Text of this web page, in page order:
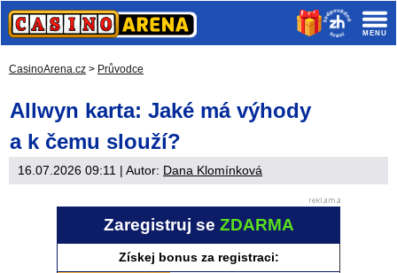
CasinoArena.cz > Průvodce
Allwyn karta: Jaké má výhody
a k čemu slouží?
16.07.2026 09:11 | Autor: Dana Klomínková
Zaregistruj se ZDARMA
Získej bonus za registraci: